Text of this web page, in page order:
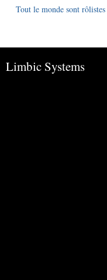
Tout le monde sont rôlistes
Limbic Systems